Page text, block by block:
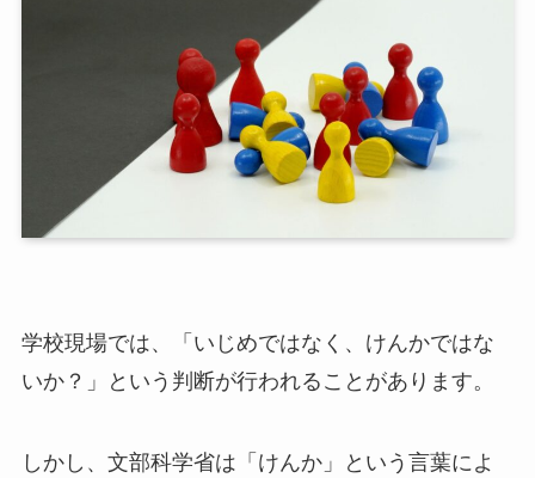
学校現場では、「いじめではなく、けんかではな
いか？」という判断が行われることがあります。
しかし、文部科学省は「けんか」という言葉によ